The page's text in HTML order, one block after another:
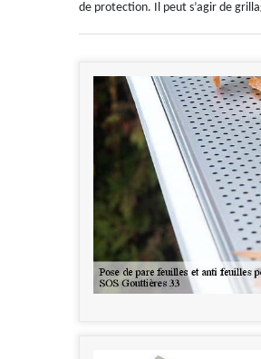
de protection. Il peut s’agir de